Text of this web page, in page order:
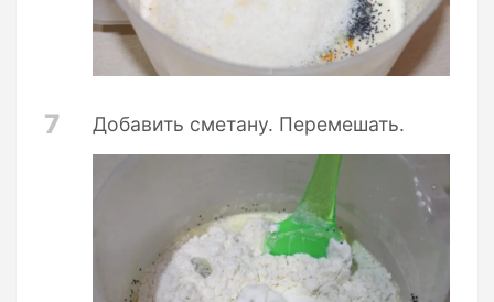
7 Добавить сметану. Перемешать.